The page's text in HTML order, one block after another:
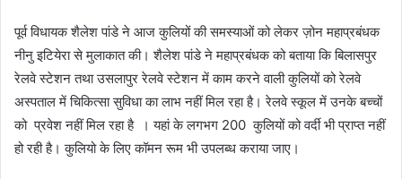
पूर्व विधायक शैलेश पांडे ने आज कुलियों की समस्याओं को लेकर ज़ोन महाप्रबंधक
नीनु इटियेरा से मुलाकात की। शैलेश पांडे ने महाप्रबंधक को बताया कि बिलासपुर
रेलवे स्टेशन तथा उसलापुर रेलवे स्टेशन में काम करने वाली कुलियों को रेलवे
अस्पताल में चिकित्सा सुविधा का लाभ नहीं मिल रहा है। रेलवे स्कूल में उनके बच्चों
को प्रवेश नहीं मिल रहा है ‌ । यहां के लगभग 200 कुलियों को वर्दी भी प्राप्त नहीं
हो रही है। कुलियो के लिए कॉमन रूम भी उपलब्ध कराया जाए।